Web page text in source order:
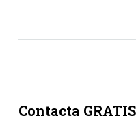
Contacta